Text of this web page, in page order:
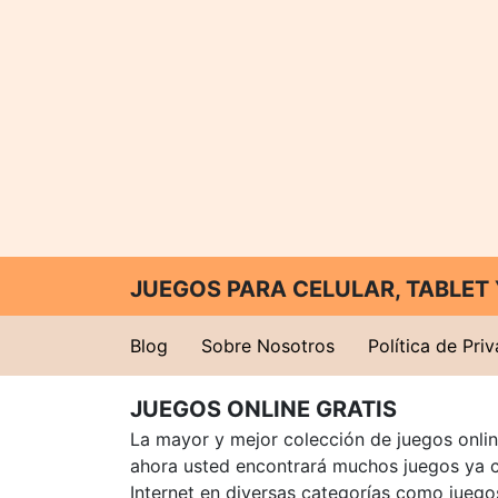
JUEGOS PARA CELULAR,
Blog Sobre Nosotros Política de
JUEGOS ONLINE GRATIS
La mayor y mejor colección de juegos
ahora usted encontrará muchos juegos ya
Internet en diversas categorías como